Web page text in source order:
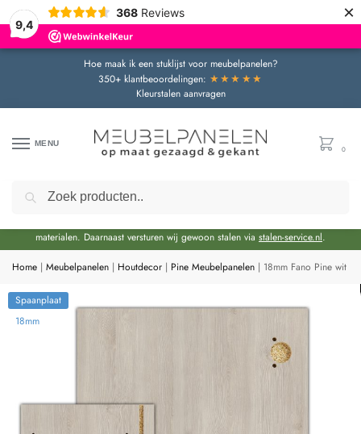
9,4
368 Reviews ×
Hoe maak ik een stuklijst voor meubelpanelen?
350+ klantbeoordelingen: ★★★★★
Kleurstalen aanvragen
MENU
0
Door de bouwvakperiode geldt momenteel een extra levertijd van circa 3 weken
materialen. Daarnaast versturen wij gewoon stalen via stalen-service.nl.
Home | Meubelpanelen | Houtdecor | Pine Meubelpanelen | 18mm Fano Pine wit
Spaanplaat
18mm